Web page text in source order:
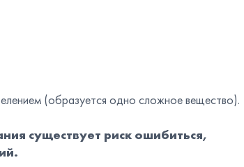
(образуется одно сложное вещество).
существует риск ошибиться,